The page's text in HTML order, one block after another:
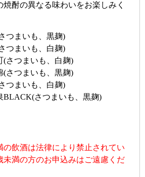
焼酎の異なる味わいをお楽しみく
つまいも、黒麹)
つまいも、白麹)
(さつまいも、白麹)
(さつまいも、黒麹)
つまいも、白麹)
BLACK(さつまいも、黒麹)
飲酒は法律により禁止されてい
未満の方のお申込みはご遠慮くだ